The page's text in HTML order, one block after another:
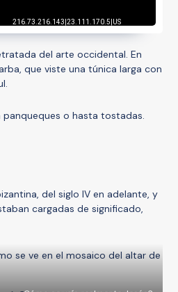
del arte occidental. En
que viste una túnica larga con
o hasta tostadas.
del siglo IV en adelante, y
cargadas de significado,
se ve en el mosaico del altar de